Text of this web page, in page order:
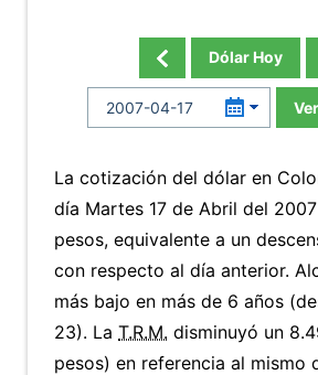
Dólar Hoy
La cotización del dólar en
día Martes 17 de Abril del
pesos, equivalente a un
con respecto al día anterior.
más bajo en más de 6 años
23). La T.R.M. disminuyó un
pesos) en referencia al mismo